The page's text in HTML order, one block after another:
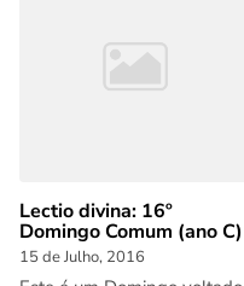
Lectio divina: 16º
Domingo Comum (ano C)
15 de Julho, 2016